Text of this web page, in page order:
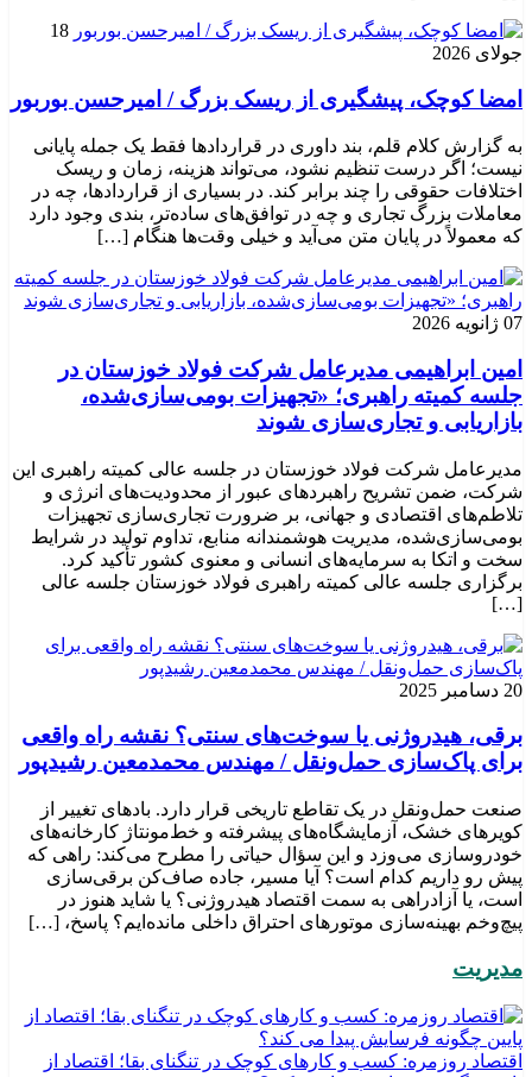
18
جولای 2026
امضا کوچک، پیشگیری از ریسک بزرگ / امیرحسن بوربور
به گزارش کلام قلم، بند داوری در قراردادها فقط یک جمله پایانی
نیست؛ اگر درست تنظیم نشود، می‌تواند هزینه، زمان و ریسک
اختلافات حقوقی را چند برابر کند. در بسیاری از قراردادها، چه در
معاملات بزرگ تجاری و چه در توافق‌های ساده‌تر، بندی وجود دارد
که معمولاً در پایان متن می‌آید و خیلی وقت‌ها هنگام […]
07 ژانویه 2026
امین ابراهیمی مدیرعامل شرکت فولاد خوزستان در
جلسه کمیته راهبری؛ «تجهیزات بومی‌سازی‌شده،
بازاریابی و تجاری‌سازی شوند
مدیرعامل شرکت فولاد خوزستان در جلسه عالی کمیته راهبری این
شرکت، ضمن تشریح راهبردهای عبور از محدودیت‌های انرژی و
تلاطم‌های اقتصادی و جهانی، بر ضرورت تجاری‌سازی تجهیزات
بومی‌سازی‌شده، مدیریت هوشمندانه منابع، تداوم تولید در شرایط
سخت و اتکا به سرمایه‌های انسانی و معنوی کشور تأکید کرد.
برگزاری جلسه عالی کمیته راهبری فولاد خوزستان جلسه عالی
[…]
20 دسامبر 2025
برقی، هیدروژنی یا سوخت‌های سنتی؟ نقشه راه واقعی
برای پاک‌سازی حمل‌ونقل / مهندس محمدمعین رشیدپور
صنعت حمل‌ونقل در یک تقاطع تاریخی قرار دارد. بادهای تغییر از
کویرهای خشک، آزمایشگاه‌های پیشرفته و خط‌مونتاژ کارخانه‌های
خودروسازی می‌وزد و این سؤال حیاتی را مطرح می‌کند: راهی که
پیش رو داریم کدام است؟ آیا مسیر، جاده صاف‌کن برقی‌سازی
است، یا آزادراهی به سمت اقتصاد هیدروژنی؟ یا شاید هنوز در
پیچ‌وخم بهینه‌سازی موتورهای احتراق داخلی مانده‌ایم؟ پاسخ، […]
مدیریت
اقتصاد روزمره: کسب‌ و کارهای کوچک در تنگنای بقا؛ اقتصاد از